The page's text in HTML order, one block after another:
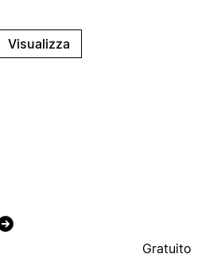
Visualizza
Gratuito